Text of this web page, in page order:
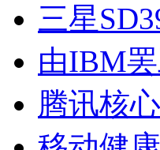
三星
由IBM
腾讯核